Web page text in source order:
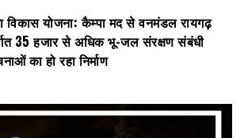
विकास योजना: कैम्पा मद से वनमंडल रायगढ़
35 हजार से अधिक भू-जल संरक्षण संबंधी
का हो रहा निर्माण